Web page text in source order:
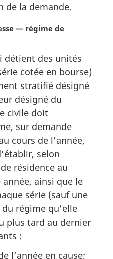
de la demande.
— régime de
détient des unités
cotée en bourse)
stratifié désigné
désigné du
civile doit
sur demande
cours de l’année,
selon
résidence au
ainsi que le
série (sauf une
régime qu’elle
plus tard au dernier
:
l’année en cause;